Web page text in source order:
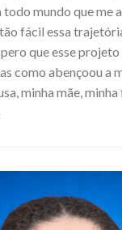
mundo que me
fácil essa
que esse projeto
como abençoou a
minha mãe,